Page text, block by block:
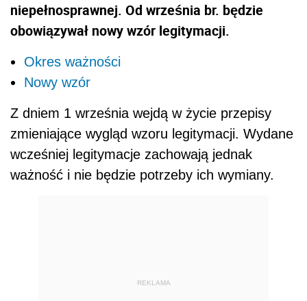
niepełnosprawnej. Od września br. będzie
obowiązywał nowy wzór legitymacji.
Okres ważności
Nowy wzór
Z dniem 1 września wejdą w życie przepisy
zmieniające wygląd wzoru legitymacji. Wydane
wcześniej legitymacje zachowają jednak
ważność i nie będzie potrzeby ich wymiany.
REKLAMA